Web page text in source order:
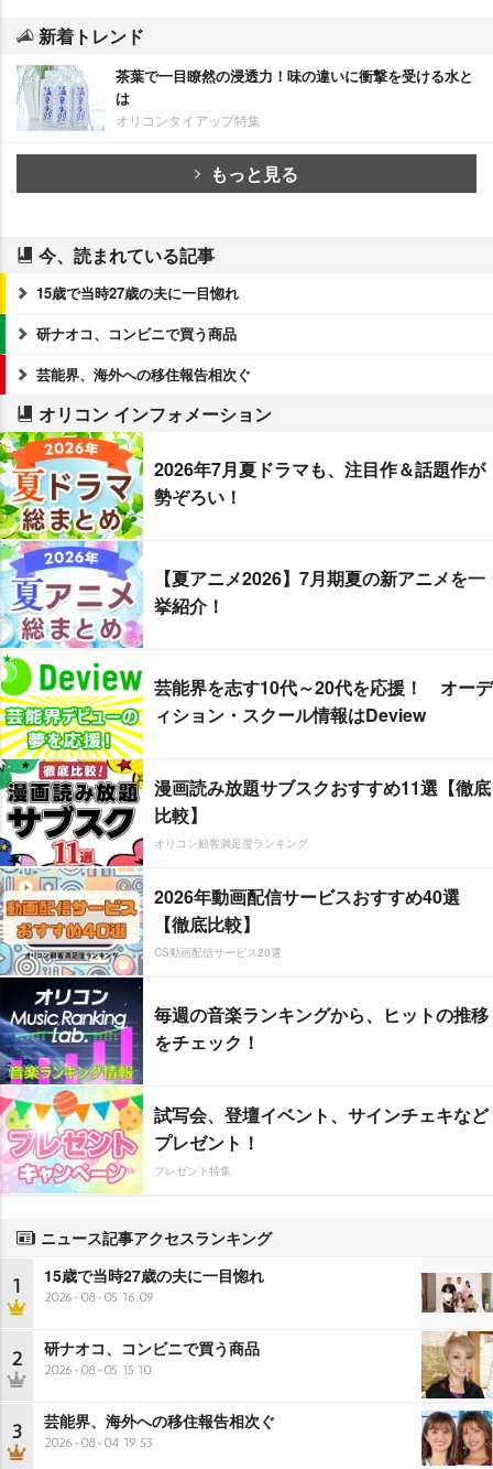
新着トレンド
茶葉で一目瞭然の浸透力！味の違いに衝撃を受ける水と
は
オリコンタイアップ特集
もっと見る
今、読まれている記事
15歳で当時27歳の夫に一目惚れ
研ナオコ、コンビニで買う商品
芸能界、海外への移住報告相次ぐ
オリコン インフォメーション
2026年7月夏ドラマも、注目作＆話題作が
勢ぞろい！
【夏アニメ2026】7月期夏の新アニメを一
挙紹介！
芸能界を志す10代～20代を応援！ オーデ
ィション・スクール情報はDeview
漫画読み放題サブスクおすすめ11選【徹底
比較】
オリコン顧客満足度ランキング
2026年動画配信サービスおすすめ40選
【徹底比較】
CS動画配信サービス20選
毎週の音楽ランキングから、ヒットの推移
をチェック！
試写会、登壇イベント、サインチェキなど
プレゼント！
プレゼント特集
ニュース記事アクセスランキング
1 15歳で当時27歳の夫に一目惚れ
2026-08-05 16:09
2 研ナオコ、コンビニで買う商品
2026-08-05 15:10
3 芸能界、海外への移住報告相次ぐ
2026-08-04 19:53